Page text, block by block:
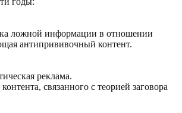
ложной информации в отношении
антипрививочный контент.
реклама.
связанного с теорией заговора